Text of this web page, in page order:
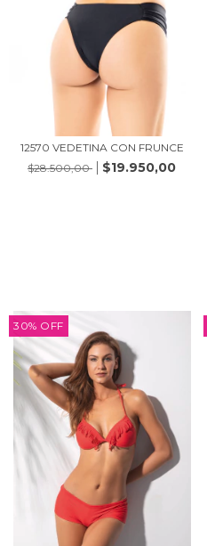
12570 VEDETINA CON FRUNCE
$28.500,00
$19.950,00
30% OFF